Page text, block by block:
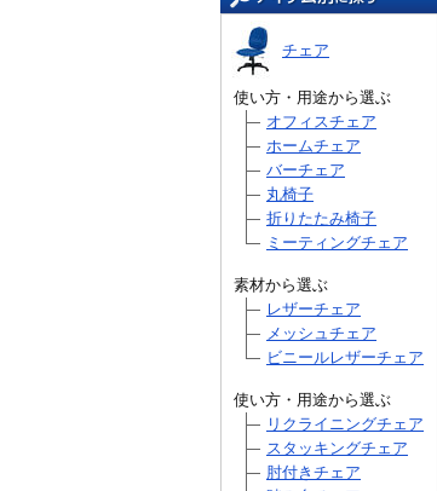
チェア
使い方・用途から選ぶ
オフィスチェア
ホームチェア
バーチェア
丸椅子
折りたたみ椅子
ミーティングチェア
素材から選ぶ
レザーチェア
メッシュチェア
ビニールレザーチェア
使い方・用途から選ぶ
リクライニングチェア
スタッキングチェア
肘付きチェア